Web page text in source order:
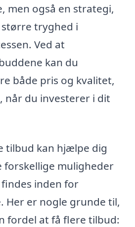
men også en strategi,
tryghed i
Ved at
kan du
både pris og kvalitet,
når du investerer i dit
tilbud kan hjælpe dig
forskellige muligheder
inden for
Her er nogle grunde til,
fordel at få flere tilbud: